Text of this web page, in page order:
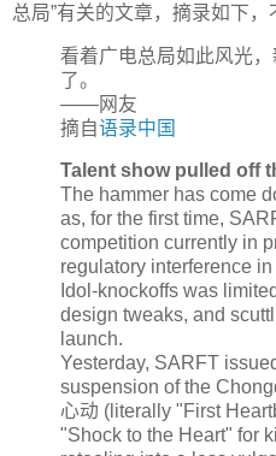
总局”有关的文章，摘录如下，
看着广电总局如此风光
了。
——网友
摘自语录中国
Talent show pulled off
The hammer has come
as, for the first time,
competition currently in
regulatory interference
Idol-knockoffs was
design tweaks, and
launch.
Yesterday, SARFT
suspension of the
心动 (literally "First
"Shock to the Heart" for